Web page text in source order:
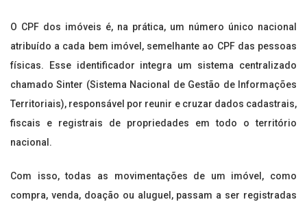
O CPF dos imóveis é, na prática, um número único nacional
atribuído a cada bem imóvel, semelhante ao CPF das pessoas
físicas. Esse identificador integra um sistema centralizado
chamado Sinter (Sistema Nacional de Gestão de Informações
Territoriais), responsável por reunir e cruzar dados cadastrais,
fiscais e registrais de propriedades em todo o território
nacional.
Com isso, todas as movimentações de um imóvel, como
compra, venda, doação ou aluguel, passam a ser registradas